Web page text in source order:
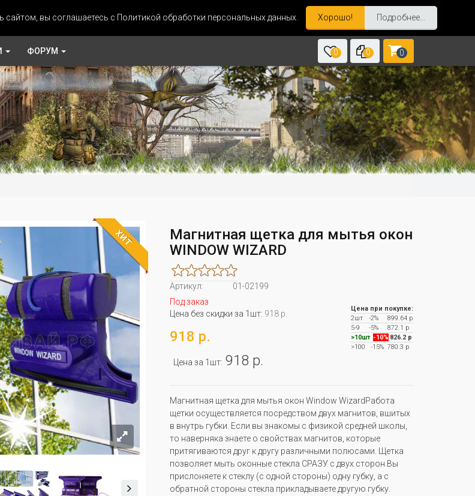
вы соглашаетесь с Политикой обработки персональных данных. Хорошо! Подробнее...
ФОРУМ 0 0 0
ХИТ
Магнитная щетка для мытья окон
WINDOW WIZARD
Артикул:
01-02199
Под заказ
Цена без скидки за 1шт: 918 р.
918 р.
Цена за 1шт: 918 р.
Цена при покупке:
2шт
-2%
899.64 р
5-9
-5%
872.1 р
>10шт -10% 826.2 р
>100
-15%780.3 р
Магнитная щетка для мытья окон Window WizardРабота
щетки осуществляется посредством двух магнитов, вшитых
в внутрь губки. Если вы знакомы с физикой средней школы,
то наверняка знаете о свойствах магнитов, которые
притягиваются друг к другу различными полюсами. Щетка
позволяет мыть оконные стекла СРАЗУ с двух сторон.Вы
прислоняете к стеклу (с одной стороны) одну губку, а с
обратной стороны стекла прикладываете другую губку.